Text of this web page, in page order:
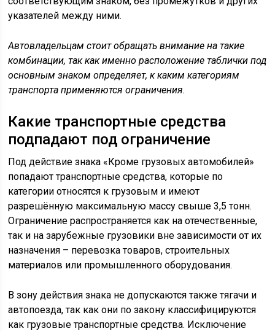
указателей между ними.
Автовладельцам стоит обращать внимание на такие
комбинации, так как именно расположение таблички под
основным знаком определяет, к каким категориям
транспорта применяются ограничения.
Какие транспортные средства
подпадают под ограничение
Под действие знака «Кроме грузовых автомобилей»
попадают транспортные средства, которые по
категории относятся к грузовым и имеют
разрешённую максимальную массу свыше 3,5 тонн.
Ограничение распространяется как на отечественные,
так и на зарубежные грузовики вне зависимости от их
назначения – перевозка товаров, строительных
материалов или промышленного оборудования.
В зону действия знака не допускаются также тягачи и
автопоезда, так как они по закону классифицируются
как грузовые транспортные средства. Исключение